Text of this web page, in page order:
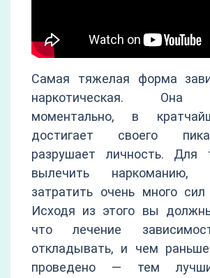
Самая тяжелая форма
наркотическая. Она
моментально, в
достигает своего
разрушает личность. Для
вылечить наркоманию,
затратить очень много
Исходя из этого вы
что лечение
откладывать, и чем
проведено — тем